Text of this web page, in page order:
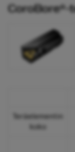
Teräelementin
koko